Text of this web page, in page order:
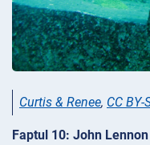
Curtis & Renee, CC BY-
Faptul 10: John